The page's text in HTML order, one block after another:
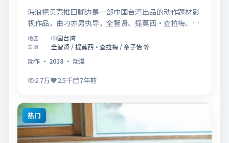
海浪把贝壳推回脚边是一部中国台湾出品的动作题材影
视作品，由刁亦男执导，全智贤、提莫西·查拉梅、章
子怡等联合主演，于2018年11月14日在院线首映。影
片围绕「爱的迟疑与勇敢迈出的一步」展开叙事，镜头
语言克制而富有张力，节奏起伏得当，人物弧光完整；
配乐与场面调度强化了类型片的观感体验，亦留有可供
解读的细节空间，适合关注现实主义叙事与人物关系的
地区 中国台湾
主演
全智贤 / 提莫西·查拉梅 / 章子怡 等
动作 · 2018 · 动漫
2.7万 2.5千 7年前
热门